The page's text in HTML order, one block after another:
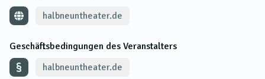
halbneuntheater.de
Geschäftsbedingungen des Veranstalters
halbneuntheater.de